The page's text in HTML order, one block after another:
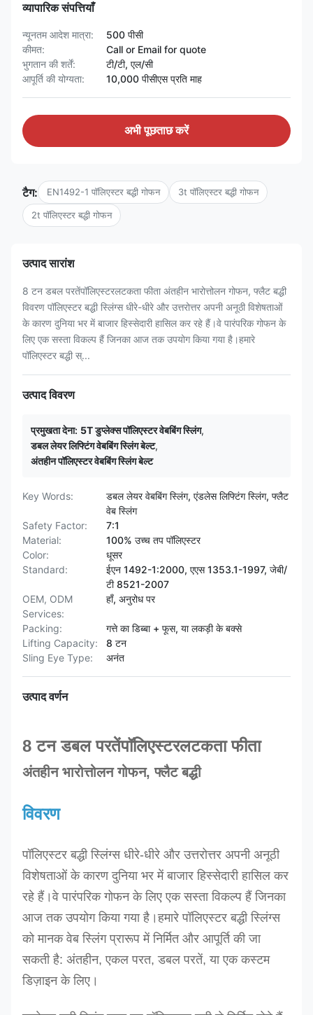
व्यापारिक संपत्तियाँ
न्यूनतम आदेश मात्रा:
500 पीसी
कीमत:
Call or Email for quote
भुगतान की शर्तें:
टी/टी, एल/सी
आपूर्ति की योग्यता:
10,000 पीसीएस प्रति माह
अभी पूछताछ करें
टैग: EN1492-1 पॉलिएस्टर बद्धी गोफन 3t पॉलिएस्टर बद्धी गोफन
2t पॉलिएस्टर बद्धी गोफन
उत्पाद सारांश
8 टन डबल परतेंपॉलिएस्टरलटकता फीता अंतहीन भारोत्तोलन गोफन, फ्लैट बद्धी
विवरण पॉलिएस्टर बद्धी स्लिंग्स धीरे-धीरे और उत्तरोत्तर अपनी अनूठी विशेषताओं
के कारण दुनिया भर में बाजार हिस्सेदारी हासिल कर रहे हैं।वे पारंपरिक गोफन के
लिए एक सस्ता विकल्प हैं जिनका आज तक उपयोग किया गया है।हमारे
पॉलिएस्टर बद्धी स्...
उत्पाद विवरण
प्रमुखता देना: 5T डुप्लेक्स पॉलिएस्टर वेबबिंग स्लिंग,
डबल लेयर लिफ्टिंग वेबबिंग स्लिंग बेल्ट,
अंतहीन पॉलिएस्टर वेबबिंग स्लिंग बेल्ट
Key Words:
डबल लेयर वेबबिंग स्लिंग, एंडलेस लिफ्टिंग स्लिंग, फ्लैट
वेब स्लिंग
Safety Factor:
7:1
Material:
100% उच्च तप पॉलिएस्टर
Color:
धूसर
Standard:
ईएन 1492-1:2000, एएस 1353.1-1997, जेबी/
टी 8521-2007
OEM, ODM
Services:
हाँ, अनुरोध पर
Packing:
गत्ते का डिब्बा + फूस, या लकड़ी के बक्से
Lifting Capacity:
8 टन
Sling Eye Type:
अनंत
उत्पाद वर्णन
8 टन डबल परतेंपॉलिएस्टरलटकता फीता
अंतहीन भारोत्तोलन गोफन, फ्लैट बद्धी
विवरण
पॉलिएस्टर बद्धी स्लिंग्स धीरे-धीरे और उत्तरोत्तर अपनी अनूठी
विशेषताओं के कारण दुनिया भर में बाजार हिस्सेदारी हासिल कर
रहे हैं।वे पारंपरिक गोफन के लिए एक सस्ता विकल्प हैं जिनका
आज तक उपयोग किया गया है।हमारे पॉलिएस्टर बद्धी स्लिंग्स
को मानक वेब स्लिंग प्रारूप में निर्मित और आपूर्ति की जा
सकती है: अंतहीन, एकल परत, डबल परतें, या एक कस्टम
डिज़ाइन के लिए।